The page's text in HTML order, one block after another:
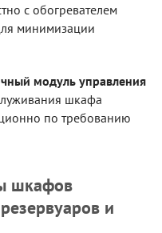
с обогревателем
минимизации
модуль управления
шкафа
по требованию
шкафов
и